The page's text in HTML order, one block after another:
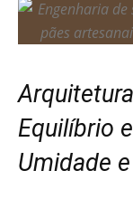
Equilíbrio
Umidade